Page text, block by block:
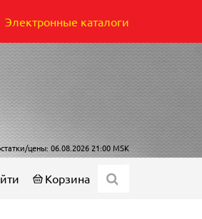
Электронные каталоги
цены: 06.08.2026 21:00 MSK
Корзина